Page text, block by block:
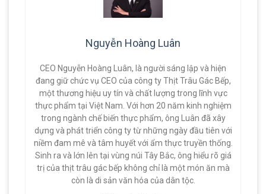
Nguyễn Hoàng Luân
CEO Nguyễn Hoàng Luân, là người sáng lập và hiện
đang giữ chức vụ CEO của công ty Thịt Trâu Gác Bếp,
một thương hiệu uy tín và chất lượng trong lĩnh vực
thực phẩm tại Việt Nam. Với hơn 20 năm kinh nghiệm
trong ngành chế biến thực phẩm, ông Luân đã xây
dựng và phát triển công ty từ những ngày đầu tiên với
niềm đam mê và tâm huyết với ẩm thực truyền thống.
Sinh ra và lớn lên tại vùng núi Tây Bắc, ông hiểu rõ giá
trị của thịt trâu gác bếp không chỉ là một món ăn mà
còn là di sản văn hóa của dân tộc.